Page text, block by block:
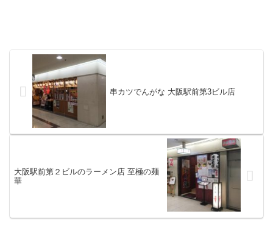
串カツでんがな 大阪駅前第3ビル店
大阪駅前第２ビルのラーメン店 至極の麺
華